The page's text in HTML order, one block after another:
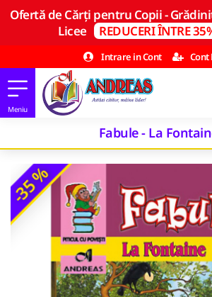
Ofertă de Cărți pentru Copii -
Licee REDUCERI ÎNTRE
Intrare in Cont
Cont
Fabule - La
-35 %